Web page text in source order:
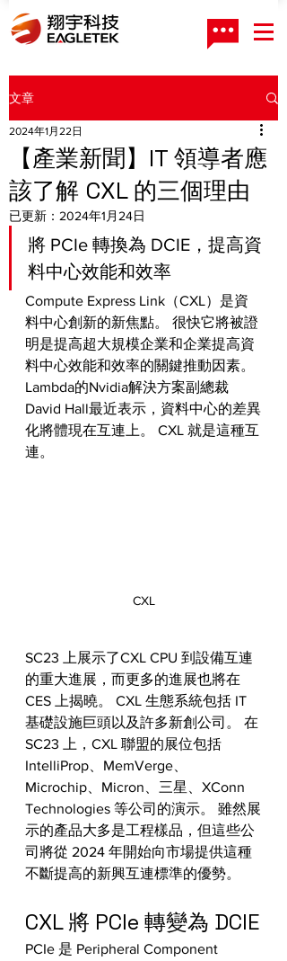
文章
【產業新聞】IT 領導者應
該了解 CXL 的三個理由
2024年1月22日
已更新： 2024年1月24日
將 PCIe 轉換為 DCIE，提高資
料中心效能和效率
Compute Express Link（CXL）是資
料中心創新的新焦點。 很快它將被證
明是提高超大規模企業和企業提高資
料中心效能和效率的關鍵推動因素。
Lambda的Nvidia解決方案副總裁
David Hall最近表示，資料中心的差異
化將體現在互連上。 CXL 就是這種互
連。
CXL
SC23 上展示了CXL CPU 到設備互連
的重大進展，而更多的進展也將在
CES 上揭曉。 CXL 生態系統包括 IT
基礎設施巨頭以及許多新創公司。 在
SC23 上，CXL 聯盟的展位包括
IntelliProp、MemVerge、
Microchip、Micron、三星、XConn
Technologies 等公司的演示。 雖然展
示的產品大多是工程樣品，但這些公
司將從 2024 年開始向市場提供這種
不斷提高的新興互連標準的優勢。
CXL 將 PCIe 轉變為 DCIE
PCIe 是 Peripheral Component